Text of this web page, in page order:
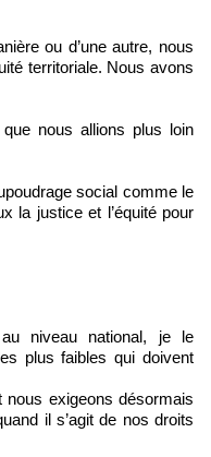
ou d’une autre, nous
territoriale. Nous avons
nous allions plus loin
social comme le
la justice et l’équité pour
niveau national, je le
plus faibles qui doivent
exigeons désormais
il s’agit de nos droits